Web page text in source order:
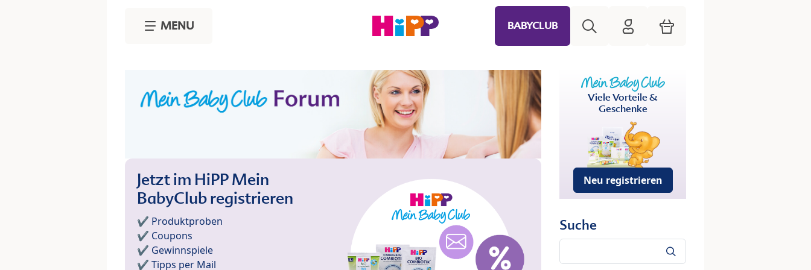
MENU BABYCLUB HiPP Mein Babyclub
Warenkorb
Jetzt im HiPP Mein
BabyClub registrieren
✔️ Produktproben
✔️ Coupons
✔️ Gewinnspiele
✔️ Tipps per Mail
Viele Vorteile &
Geschenke
Neu registrieren
Suche